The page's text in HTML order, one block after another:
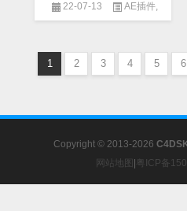
22-07-13 AE插件,
1 2 3 4 5 6
Copyright © 2013-2026
网站地图 | 粤ICP备